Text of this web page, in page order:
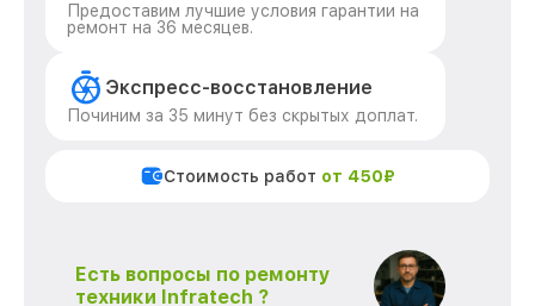
Предоставим лучшие условия гарантии на
ремонт на 36 месяцев.
Экспресс-восстановление
Починим за 35 минут без скрытых доплат.
Стоимость работ от 450₽
Есть вопросы по ремонту
техники Infratech ?